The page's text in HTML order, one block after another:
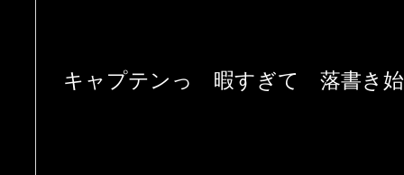
キャプテンっ 暇すぎて 落書き始